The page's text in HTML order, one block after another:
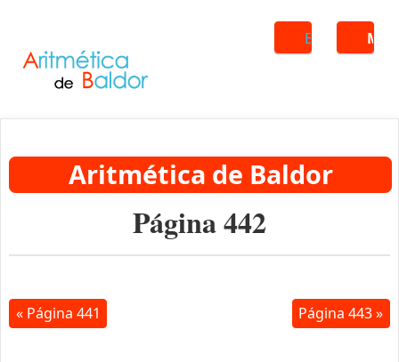
Buscar
Aritmética de Baldor
Página 442
« Página 441 Página 443 »